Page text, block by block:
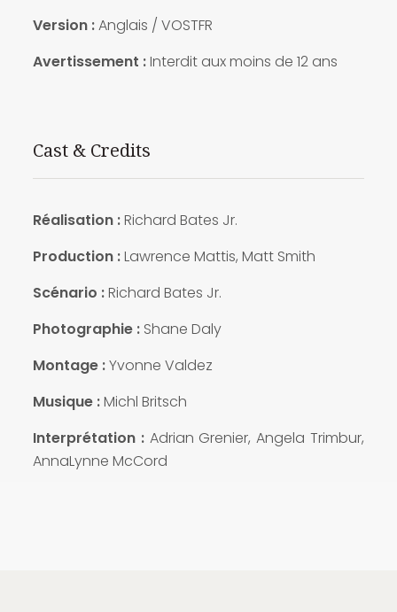
Version :Anglais / VOSTFR
Avertissement :Interdit aux moins de 12 ans
Cast & Credits
Réalisation :Richard Bates Jr.
Production :Lawrence Mattis, Matt Smith
Scénario :Richard Bates Jr.
Photographie : Shane Daly
Montage :Yvonne Valdez
Musique :Michl Britsch
Interprétation : Adrian Grenier, Angela Trimbur,
AnnaLynne McCord